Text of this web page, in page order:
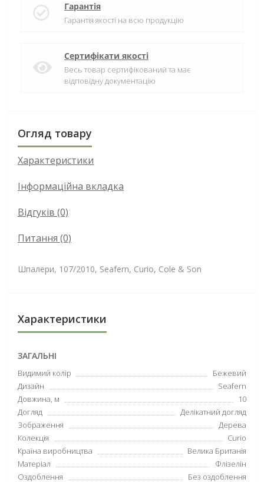
Гарантія
Гарантія якості на всю продукцію
Сертифікати якості
Весь товар сертифікований та має
відповідну документацію
Огляд товару
Характеристики
Інформаційна вкладка
Відгуків (0)
Питання (0)
Шпалери, 107/2010, Seafern, Curio, Cole & Son
Характеристики
ЗАГАЛЬНІ
Видимий колір
Бежевий
Дизайн
Seafern
Довжина, м
10
Догляд
Делікатний догляд
Зображення
Дерева
Колекція
Curio
Країна виробництва
Велика Британія
Матеріал
Флізелін
Оздоблення
Без оздоблення